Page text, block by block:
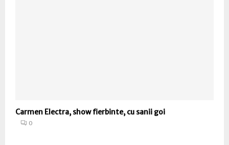
Carmen Electra, show fierbinte, cu sanii goi
0